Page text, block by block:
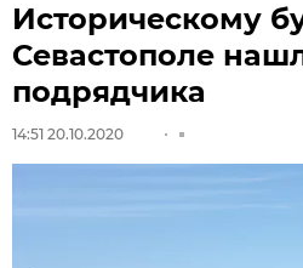
Историческому
Севастополе
подрядчика
14:51 20.10.2020